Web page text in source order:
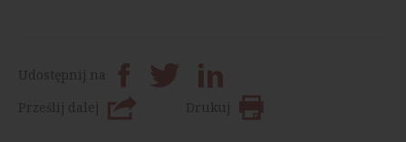
Udostępnij na
Prześlij dalej
Drukuj